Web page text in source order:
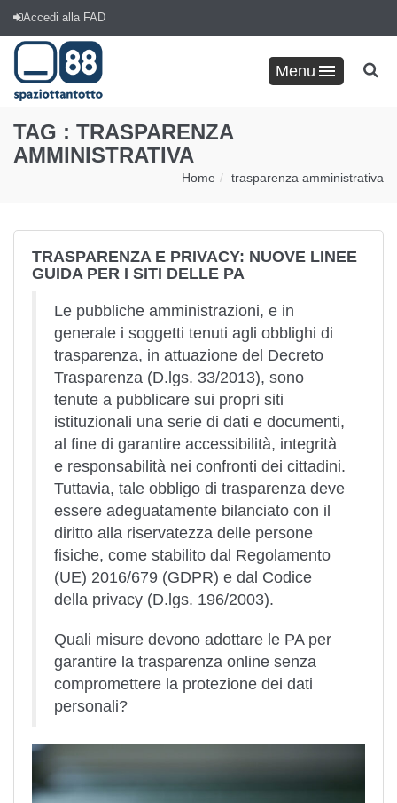
Accedi alla FAD
Menu
TAG : TRASPARENZA
AMMINISTRATIVA
Home trasparenza amministrativa
TRASPARENZA E PRIVACY: NUOVE LINEE
GUIDA PER I SITI DELLE PA
Le pubbliche amministrazioni, e in
generale i soggetti tenuti agli obblighi di
trasparenza, in attuazione del Decreto
Trasparenza (D.lgs. 33/2013), sono
tenute a pubblicare sui propri siti
istituzionali una serie di dati e documenti,
al fine di garantire accessibilità, integrità
e responsabilità nei confronti dei cittadini.
Tuttavia, tale obbligo di trasparenza deve
essere adeguatamente bilanciato con il
diritto alla riservatezza delle persone
fisiche, come stabilito dal Regolamento
(UE) 2016/679 (GDPR) e dal Codice
della privacy (D.lgs. 196/2003).
Quali misure devono adottare le PA per
garantire la trasparenza online senza
compromettere la protezione dei dati
personali?